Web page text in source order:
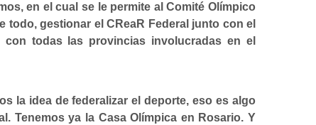
en el cual se le permite al Comité Olímpico
gestionar el CReaR Federal junto con el
todas las provincias involucradas en el
la idea de federalizar el deporte, eso es algo
Tenemos ya la Casa Olímpica en Rosario. Y